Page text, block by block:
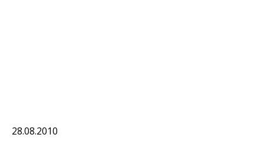
28.08.2010